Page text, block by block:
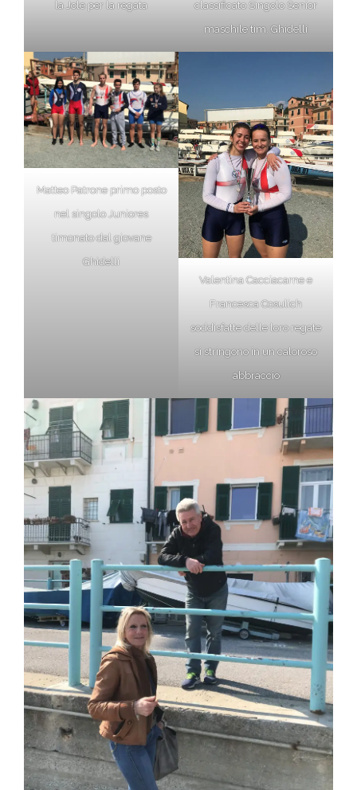
la Jole per la regata
classificato Singolo Senior
maschile tim. Ghidelli
Matteo Patrone primo posto
nel singolo Juniores
timonato dal giovane
Ghidelli
Valentina Cacciacarne e
Francesca Cosulich
soddisfatte delle loro regate
si stringono in un caloroso
abbraccio